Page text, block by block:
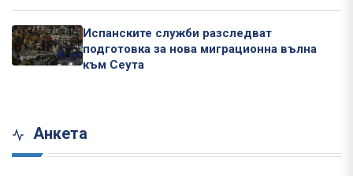
Испанските служби разследват
подготовка за нова миграционна вълна
към Сеута
Анкета